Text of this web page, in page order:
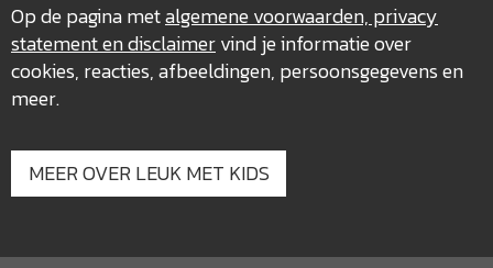
Op de pagina metalgemene voorwaarden, privacy
statement en disclaimervind je informatie over
cookies, reacties, afbeeldingen, persoonsgegevens en
meer.
MEER OVER LEUK MET KIDS